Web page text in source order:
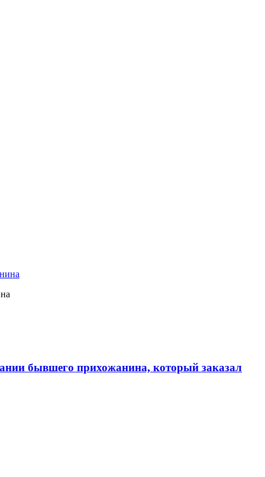
бывшего прихожанина, который заказал